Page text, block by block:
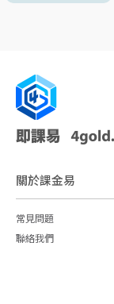
關於課金易
常見問題
聯絡我們